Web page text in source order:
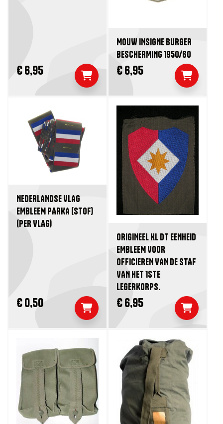
€ 6,95
MOUW INSIGNE BURGER
BESCHERMING 1950/60
€ 6,95
NEDERLANDSE VLAG
EMBLEEM PARKA (STOF)
(PER VLAG)
€ 0,50
ORIGINEEL KL DT EENHEID
EMBLEEM VOOR
OFFICIEREN VAN DE STAF
VAN HET 1STE
LEGERKORPS.
€ 6,95